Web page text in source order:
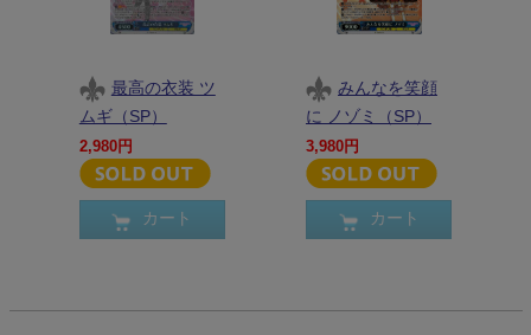
最高の衣装 ツ
ムギ（SP）
2,980円
カート
みんなを笑顔
に ノゾミ（SP）
3,980円
カート